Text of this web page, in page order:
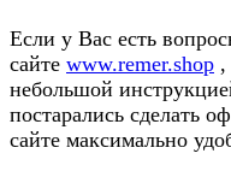
Если у Вас есть
сайте www.remer.shop ,
небольшой
постарались сделать
сайте максимально